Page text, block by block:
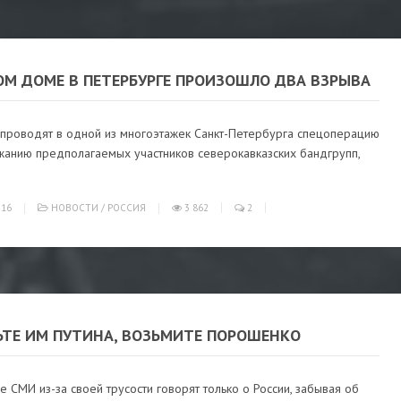
ДОМЕ В ПЕТЕРБУРГЕ ПРОИЗОШЛО ДВА ВЗРЫВА
в одной из многоэтажек Санкт-Петербурга спецоперацию
предполагаемых участников северокавказских бандгрупп,
НОВОСТИ / РОССИЯ 3 862 2
ИМ ПУТИНА, ВОЗЬМИТЕ ПОРОШЕНКО
СМИ из-за своей трусости говорят только о России, забывая об